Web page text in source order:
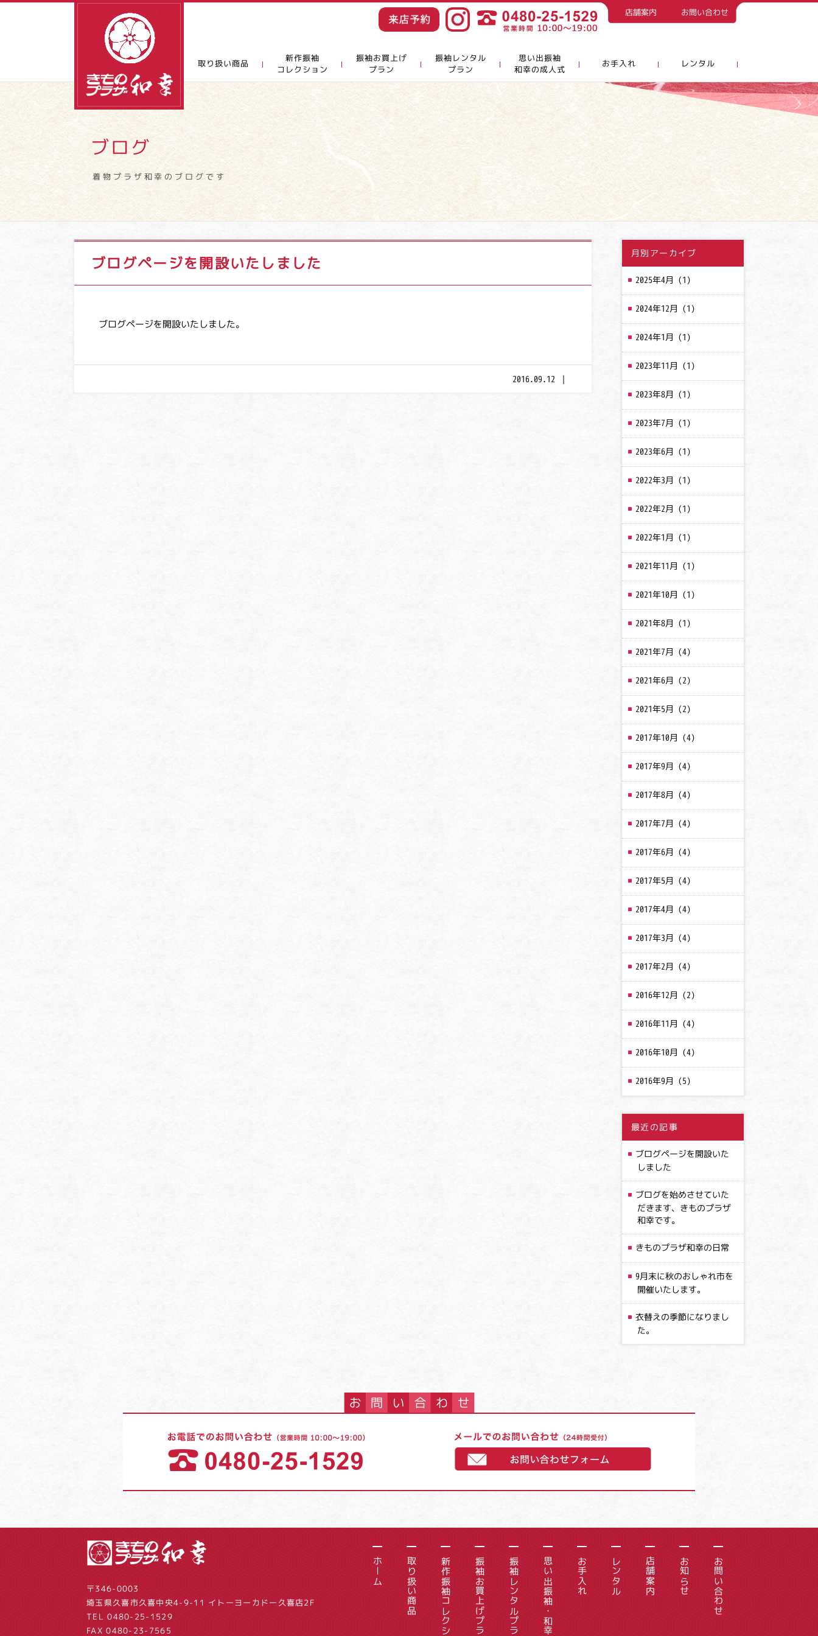
店舗案内 お問い合わせ
取り扱い商品
新作振袖
コレクション
振袖お買上げ
プラン
振袖レンタル
プラン
思い出振袖
和幸の成人式
お手入れ レンタル
ブログ
着物プラザ和幸のブログです
ブログページを開設いたしました
ブログページを開設いたしました。
2016.09.12 ｜
月別アーカイブ
2025年4月 (1)
2024年12月 (1)
2024年1月 (1)
2023年11月 (1)
2023年8月 (1)
2023年7月 (1)
2023年6月 (1)
2022年3月 (1)
2022年2月 (1)
2022年1月 (1)
2021年11月 (1)
2021年10月 (1)
2021年8月 (1)
2021年7月 (4)
2021年6月 (2)
2021年5月 (2)
2017年10月 (4)
2017年9月 (4)
2017年8月 (4)
2017年7月 (4)
2017年6月 (4)
2017年5月 (4)
2017年4月 (4)
2017年3月 (4)
2017年2月 (4)
2016年12月 (2)
2016年11月 (4)
2016年10月 (4)
2016年9月 (5)
最近の記事
ブログページを開設いた
しました
ブログを始めさせていた
だきます、きものプラザ
和幸です。
きものプラザ和幸の日常
9月末に秋のおしゃれ市を
開催いたします。
衣替えの季節になりまし
た。
ホーム 取り扱い商品 新作振袖コレクション 振袖お買上げプラン 振袖レンタルプラン お手入れ レンタル 店舗案内 お知らせ お問い合わせ
〒346-0003
埼玉県久喜市久喜中央4-9-11 イトーヨーカドー久喜店2F
TEL0480-25-1529
FAX 0480-23-7565